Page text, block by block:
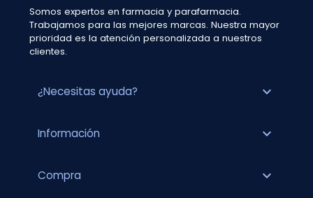
Somos expertos en farmacia y parafarmacia.
Trabajamos para las mejores marcas. Nuestra mayor
prioridad es la atención personalizada a nuestros
clientes.
¿Necesitas ayuda? expand_more
Información expand_more
Compra expand_more